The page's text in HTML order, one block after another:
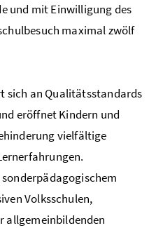
und mit Einwilligung des
maximal zwölf
sich an Qualitätsstandards
eröffnet Kindern und
vielfältige
Volksschulen,
allgemeinbildenden